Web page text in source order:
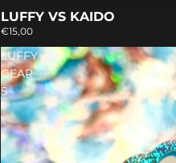
LUFFY VS KAIDO
€15,00
LUFFY
GEAR
5